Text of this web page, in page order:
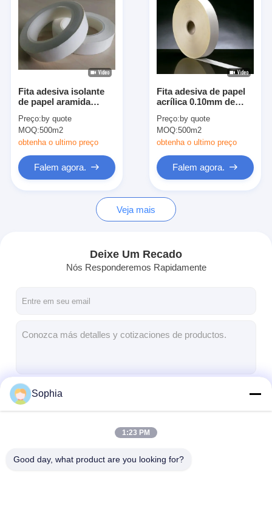
Fita adesiva isolante
de papel aramida
acrílica com espessura
de 0,10mm
Preço: by quote
MOQ:500m2
obtenha o ultimo preço
Falem agora.
Fita adesiva de papel
acrílica 0.10mm de
Preço: by quote
MOQ:500m2
obtenha o ultimo preço
Falem agora.
Veja mais
Deixe Um Recado
Nós Responderemos Rapidamente
Sophia
1:23 PM
Good day, what product are you looking for?